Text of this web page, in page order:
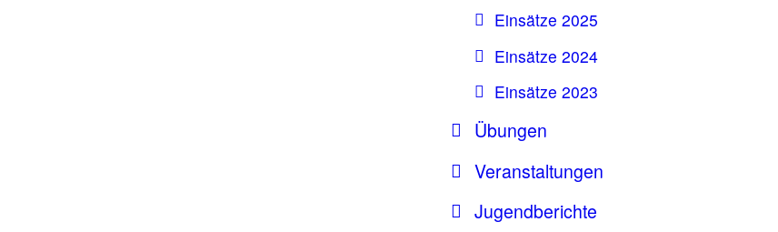
Einsätze 2025
Einsätze 2024
Einsätze 2023
Übungen
Veranstaltungen
Jugendberichte